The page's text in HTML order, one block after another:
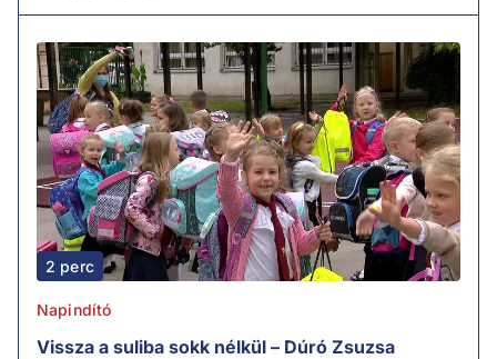
2 perc
Napindító
Vissza a suliba sokk nélkül – Dúró Zsuzsa